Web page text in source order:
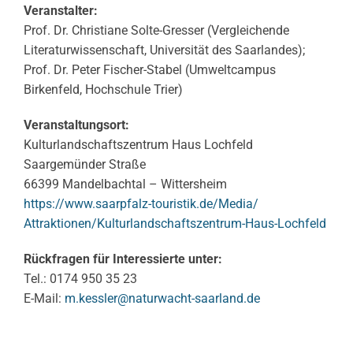
Veranstalter:
Prof. Dr. Christiane Solte-Gresser (Vergleichende
Literaturwissenschaft, Universität des Saarlandes);
Prof. Dr. Peter Fischer-Stabel (Umweltcampus
Birkenfeld, Hochschule Trier)
Veranstaltungsort:
Kulturlandschaftszentrum Haus Lochfeld
Saargemünder Straße
66399 Mandelbachtal – Wittersheim
https://www.saarpfalz-touristik.de/Media/
Attraktionen/Kulturlandschaftszentrum-Haus-Lochfeld
Rückfragen für Interessierte unter:
Tel.: 0174 950 35 23
E-Mail: m.kessler@naturwacht-saarland.de